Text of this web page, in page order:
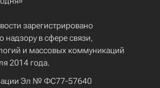
зарегистрировано
надзору в сфере связи,
и массовых коммуникаций
2014 года.
Эл № ФС77-57640